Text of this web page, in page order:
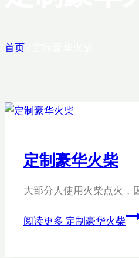
首页
定制豪华火柴
大部分人使用火柴点火，
阅读更多 定制豪华火柴